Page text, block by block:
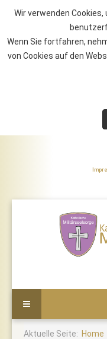
Wir verwenden
Wenn Sie fortfahren,
von Cookies auf den
Aktuelle Seite: Home